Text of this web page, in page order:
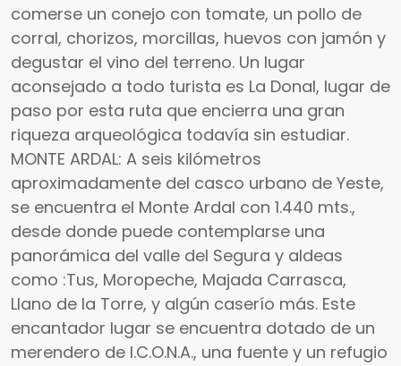
comerse un conejo con tomate, un pollo de
corral, chorizos, morcillas, huevos con jamón y
degustar el vino del terreno. Un lugar
aconsejado a todo turista es La Donal, lugar de
paso por esta ruta que encierra una gran
riqueza arqueológica todavía sin estudiar.
MONTE ARDAL: A seis kilómetros
aproximadamente del casco urbano de Yeste,
se encuentra el Monte Ardal con 1.440 mts.,
desde donde puede contemplarse una
panorámica del valle del Segura y aldeas
como :Tus, Moropeche, Majada Carrasca,
Llano de la Torre, y algún caserío más. Este
encantador lugar se encuentra dotado de un
merendero de I.C.O.N.A., una fuente y un refugio